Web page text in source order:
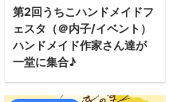
第2回うちこハンドメイドフ
ェスタ（＠内子/イベント）
ハンドメイド作家さん達が
一堂に集合♪